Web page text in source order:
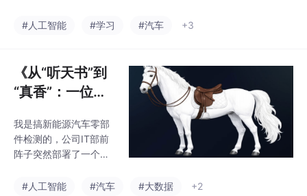
经验；职场进阶：深耕
计、仿真优化，站稳行
业核心岗位；抢占行业
风口：优先攻克AI大模
两年行业人才招聘核心
加分项，越早掌握优势
越大；长期深耕发展：
维，逐步修炼顶尖领域
#人工智能 #学习 #汽车 +3
《从“听天书”到
“真香”：一位第
的AI工具“祛魅”
手记》
我是搞新能源汽车零部
件检测的，公司IT部前
阵子突然部署了一个企
会上，听着什么SFT、R
#人工智能 #汽车 #大数据 +2